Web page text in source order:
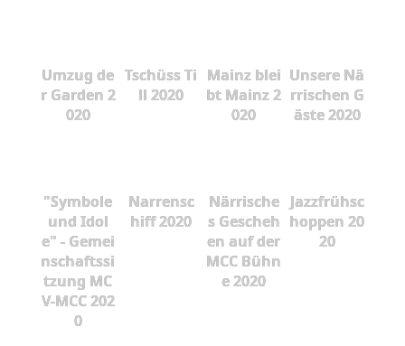
Umzug de
r Garden 2
020
Tschüss Ti
ll 2020
Mainz blei
bt Mainz 2
020
Unsere Nä
rrischen G
äste 2020
"Symbole
und Idol
e" - Gemei
nschaftssi
tzung MC
V-MCC 202
0
Narrensc
hiff 2020
Närrische
s Gescheh
en auf der
MCC Bühn
e 2020
Jazzfrühsc
hoppen 20
20